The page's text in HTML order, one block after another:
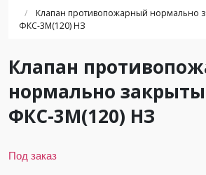
/
Клапан противопожарный нормально
ФКС-3М(120) НЗ
Клапан
нормально
ФКС-3М(120) НЗ
Под заказ